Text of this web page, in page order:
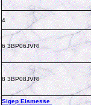
4
6 3BP06JVRI
8 3BP08JVRI
Sigep Eismesse